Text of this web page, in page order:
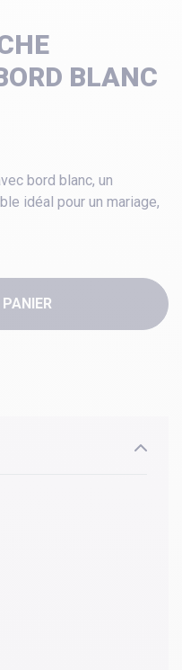
BLANC
bord blanc, un
idéal pour un mariage,